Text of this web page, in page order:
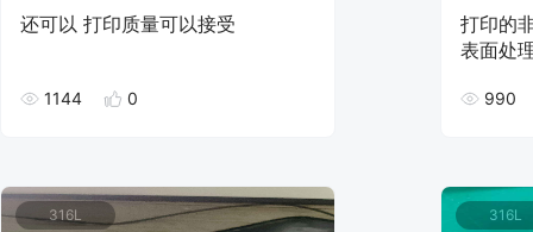
还可以 打印质量可以接受
1144 0
打印的
表面处
990
316L 316L